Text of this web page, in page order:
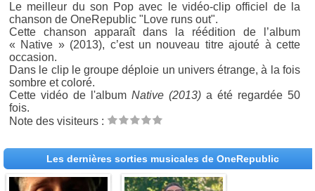
Le meilleur du son Pop avec le vidéo-clip officiel de la
chanson de OneRepublic "Love runs out".
Cette chanson apparaît dans la réédition de l’album
« Native » (2013), c’est un nouveau titre ajouté à cette
occasion.
Dans le clip le groupe déploie un univers étrange, à la fois
sombre et coloré.
Cette vidéo de l'albumNative (2013) a été regardée 50
fois.
Note des visiteurs :
Les dernières sorties musicales de OneRepublic